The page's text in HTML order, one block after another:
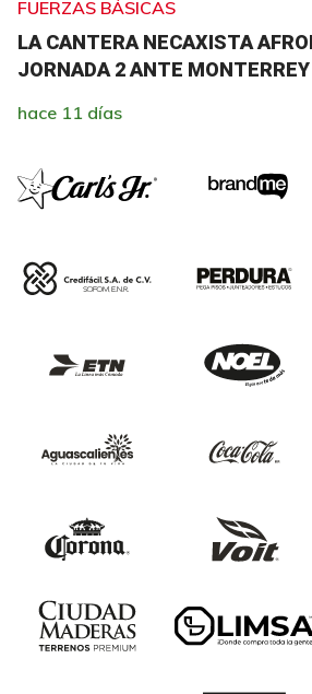
FUERZAS BÁSICAS
LA CANTERA NECAXISTA
JORNADA 2 ANTE MONTERREY
hace 11 días